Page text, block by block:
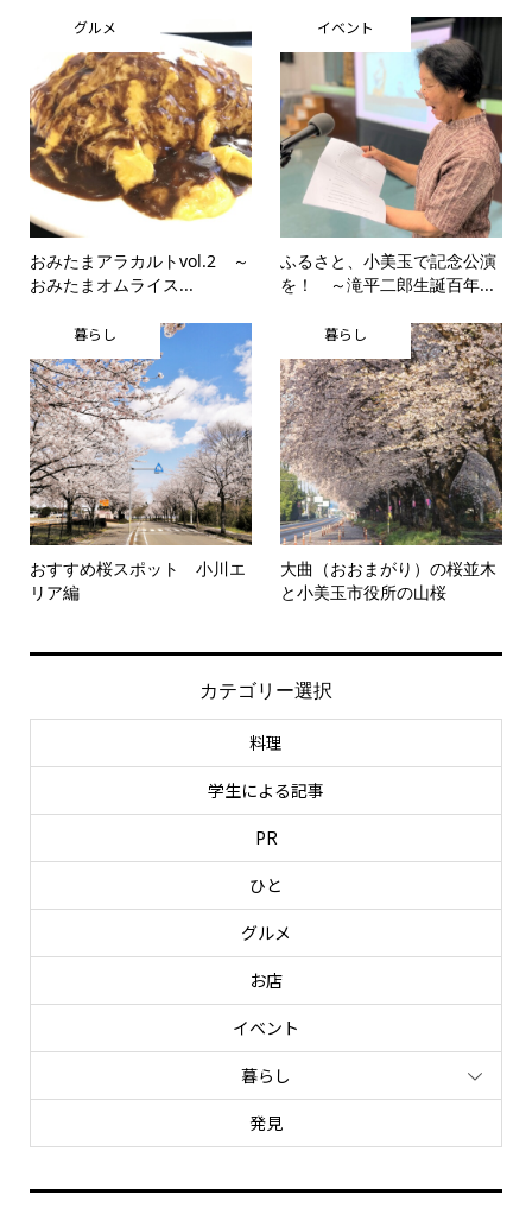
グルメ
おみたまアラカルトvol.2 ～
おみたまオムライス...
イベント
ふるさと、小美玉で記念公演
を！ ～滝平二郎生誕百年...
暮らし
おすすめ桜スポット 小川エ
リア編
暮らし
大曲（おおまがり）の桜並木
と小美玉市役所の山桜
カテゴリー選択
料理
学生による記事
PR
ひと
グルメ
お店
イベント
暮らし
発見